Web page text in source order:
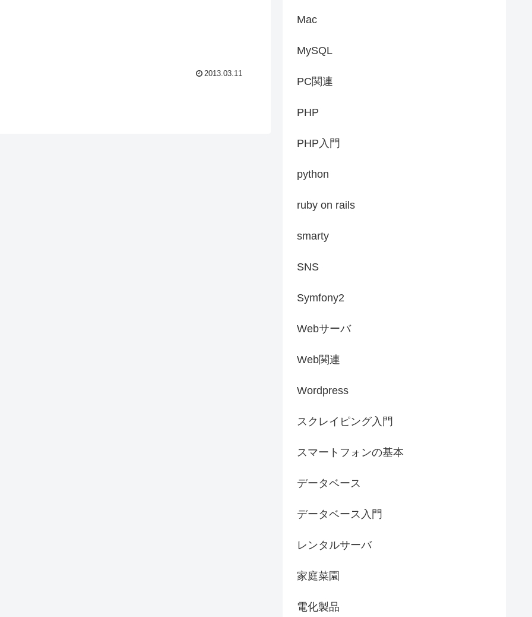
2013.03.11
Mac
MySQL
PC関連
PHP
PHP入門
python
ruby on rails
smarty
SNS
Symfony2
Webサーバ
Web関連
Wordpress
スクレイピング入門
スマートフォンの基本
データベース
データベース入門
レンタルサーバ
家庭菜園
電化製品